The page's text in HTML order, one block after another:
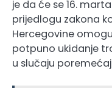
je da će se 16.
prijedlogu zakona
Hercegovine
potpuno ukidanje
u slučaju